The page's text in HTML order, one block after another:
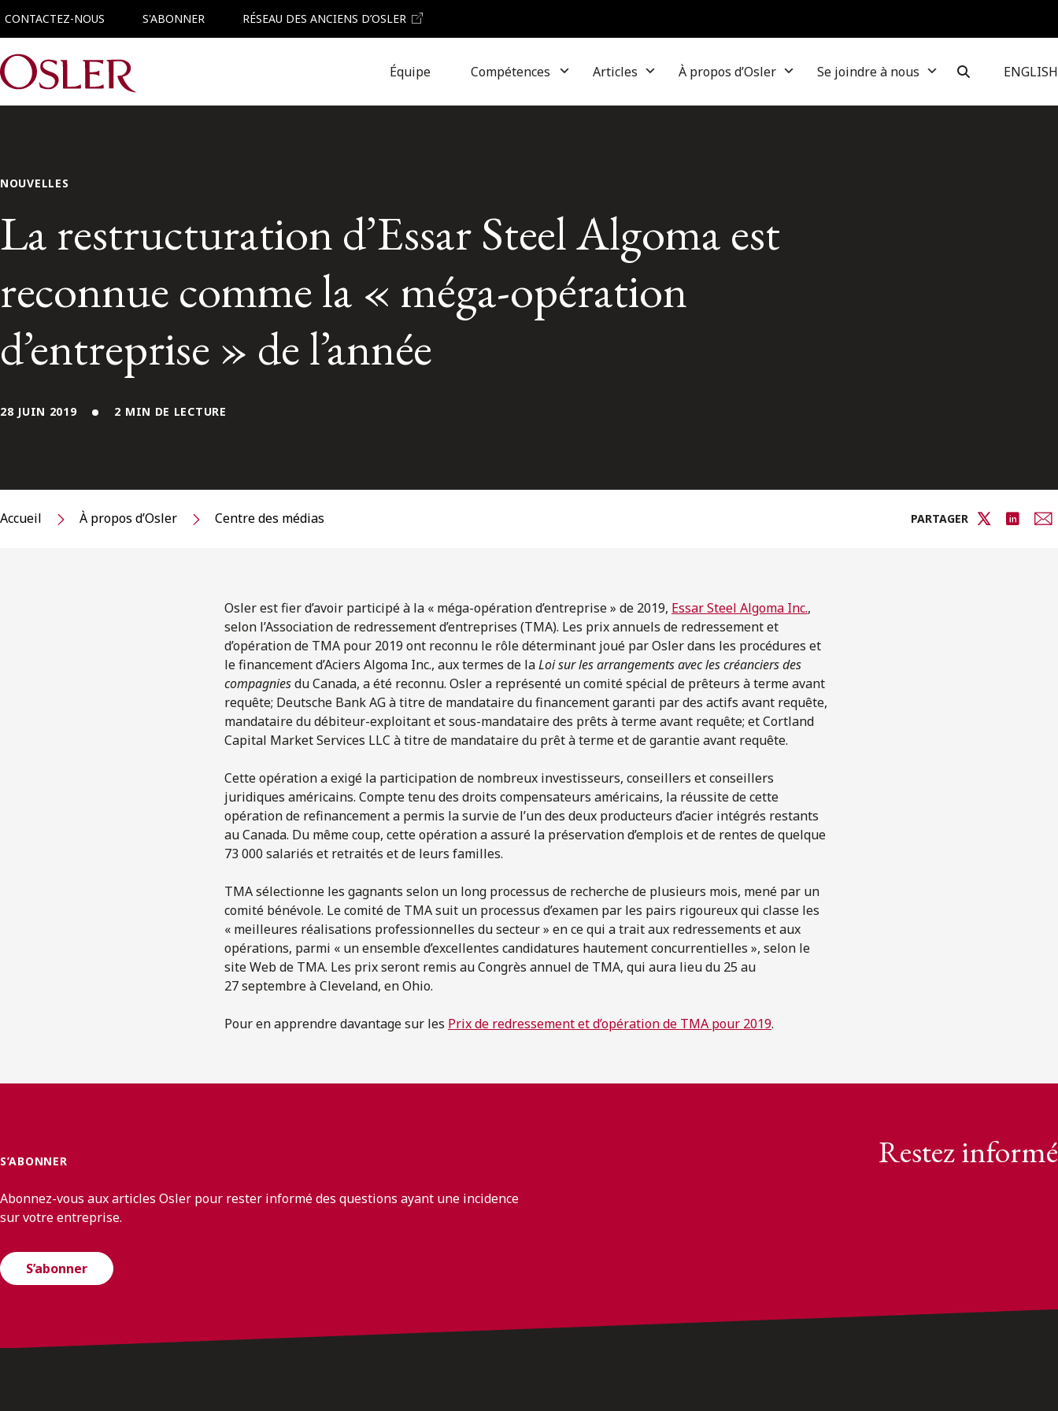
CONTACTEZ-NOUS S'ABONNER RÉSEAU DES ANCIENS D’OSLER
Main Navigation Équipe Compétences Articles À propos d’Osler Se joindre à nous ENGLISH
NOUVELLES
La restructuration d’Essar Steel Algoma est
reconnue comme la « méga-opération
d’entreprise » de l’année
28 JUIN 2019 2 MIN DE LECTURE
Accueil À propos d’Osler Centre des médias PARTAGER
Osler est fier d’avoir participé à la « méga-opération d’entreprise » de 2019, Essar Steel Algoma Inc.,
selon l’Association de redressement d’entreprises (TMA). Les prix annuels de redressement et
d’opération de TMA pour 2019 ont reconnu le rôle déterminant joué par Osler dans les procédures et
le financement d’Aciers Algoma Inc., aux termes de laLoi sur les arrangements avec les créanciers des
compagniesdu Canada, a été reconnu. Osler a représenté un comité spécial de prêteurs à terme avant
requête; Deutsche Bank AG à titre de mandataire du financement garanti par des actifs avant requête,
mandataire du débiteur-exploitant et sous-mandataire des prêts à terme avant requête; et Cortland
Capital Market Services LLC à titre de mandataire du prêt à terme et de garantie avant requête.
Cette opération a exigé la participation de nombreux investisseurs, conseillers et conseillers
juridiques américains. Compte tenu des droits compensateurs américains, la réussite de cette
opération de refinancement a permis la survie de l’un des deux producteurs d’acier intégrés restants
au Canada. Du même coup, cette opération a assuré la préservation d’emplois et de rentes de quelque
73 000 salariés et retraités et de leurs familles.
TMA sélectionne les gagnants selon un long processus de recherche de plusieurs mois, mené par un
comité bénévole. Le comité de TMA suit un processus d’examen par les pairs rigoureux qui classe les
« meilleures réalisations professionnelles du secteur » en ce qui a trait aux redressements et aux
opérations, parmi « un ensemble d’excellentes candidatures hautement concurrentielles », selon le
site Web de TMA. Les prix seront remis au Congrès annuel de TMA, qui aura lieu du 25 au
27 septembre à Cleveland, en Ohio.
Pour en apprendre davantage sur les Prix de redressement et d’opération de TMA pour 2019.
S’ABONNER Restez informé
Abonnez-vous aux articles Osler pour rester informé des questions ayant une incidence
sur votre entreprise.
S’abonner